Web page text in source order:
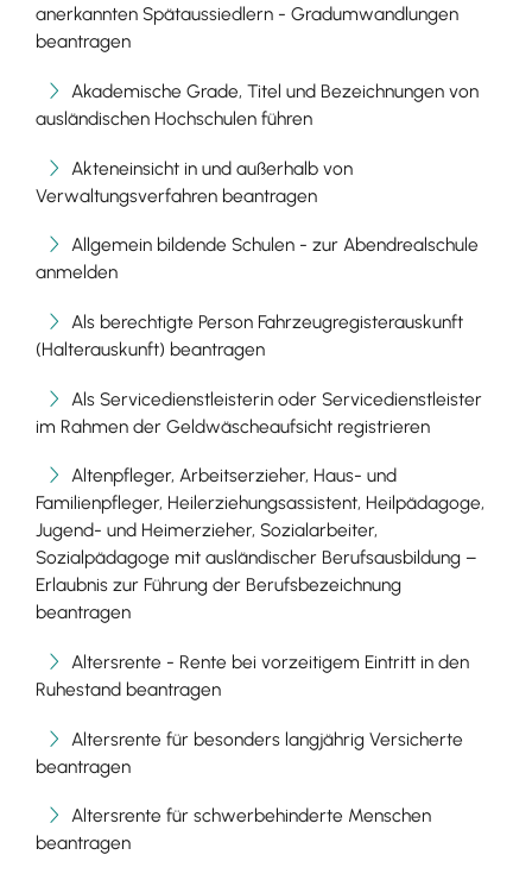
anerkannten Spätaussiedlern - Gradumwandlungen
beantragen
Akademische Grade, Titel und Bezeichnungen von
ausländischen Hochschulen führen
Akteneinsicht in und außerhalb von
Verwaltungsverfahren beantragen
Allgemein bildende Schulen - zur Abendrealschule
anmelden
Als berechtigte Person Fahrzeugregisterauskunft
(Halterauskunft) beantragen
Als Servicedienstleisterin oder Servicedienstleister
im Rahmen der Geldwäscheaufsicht registrieren
Altenpfleger, Arbeitserzieher, Haus- und
Familienpfleger, Heilerziehungsassistent, Heilpädagoge,
Jugend- und Heimerzieher, Sozialarbeiter,
Sozialpädagoge mit ausländischer Berufsausbildung –
Erlaubnis zur Führung der Berufsbezeichnung
beantragen
Altersrente - Rente bei vorzeitigem Eintritt in den
Ruhestand beantragen
Altersrente für besonders langjährig Versicherte
beantragen
Altersrente für schwerbehinderte Menschen
beantragen